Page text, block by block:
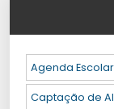
Agenda Escolar
Captação de